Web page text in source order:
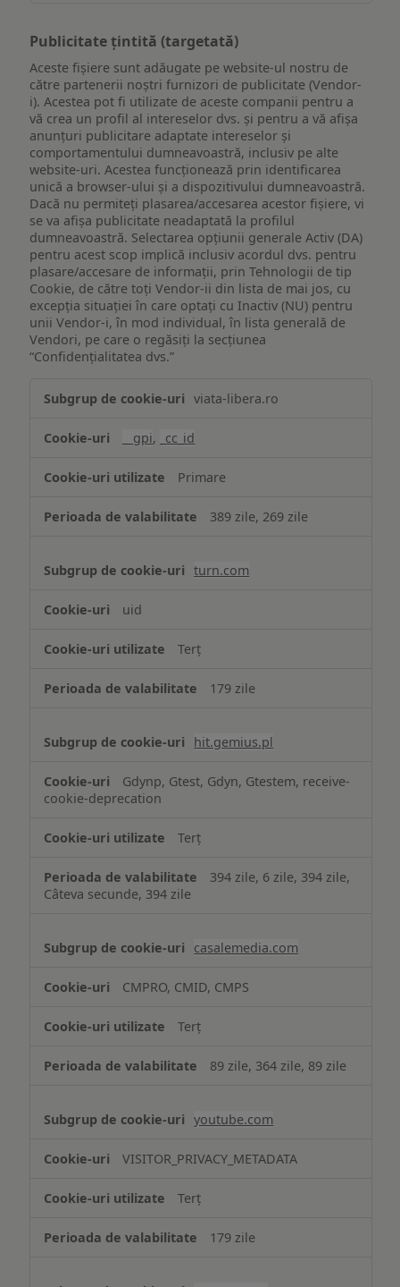
Publicitate țintită (targetată)
Aceste fișiere sunt adăugate pe website-ul nostru de
către partenerii noștri furnizori de publicitate (Vendor-
i). Acestea pot fi utilizate de aceste companii pentru a
vă crea un profil al intereselor dvs. și pentru a vă afișa
anunțuri publicitare adaptate intereselor și
comportamentului dumneavoastră, inclusiv pe alte
website-uri. Acestea funcționează prin identificarea
unică a browser-ului și a dispozitivului dumneavoastră.
Dacă nu permiteți plasarea/accesarea acestor fișiere, vi
se va afișa publicitate neadaptată la profilul
dumneavoastră. Selectarea opțiunii generale Activ (DA)
pentru acest scop implică inclusiv acordul dvs. pentru
plasare/accesare de informații, prin Tehnologii de tip
Cookie, de către toți Vendor-ii din lista de mai jos, cu
excepția situației în care optați cu Inactiv (NU) pentru
unii Vendor-i, în mod individual, în lista generală de
Vendori, pe care o regăsiți la secțiunea
“Confidențialitatea dvs.”
țintită
viata-libera.ro
__gpi, _cc_id
Primare
389 zile, 269 zile
turn.com
uid
Terț
179 zile
hit.gemius.pl
Gdynp, Gtest, Gdyn, Gtestem, receive-
cookie-deprecation
Terț
394 zile, 6 zile, 394 zile,
Câteva secunde, 394 zile
casalemedia.com
CMPRO, CMID, CMPS
Terț
89 zile, 364 zile, 89 zile
youtube.com
VISITOR_PRIVACY_METADATA
Terț
179 zile